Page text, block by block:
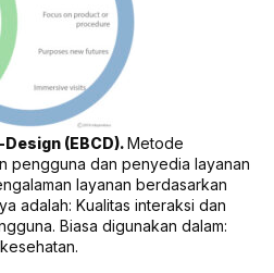
(EBCD). Metode
pengguna dan penyedia layanan
layanan berdasarkan
adalah: Kualitas interaksi dan
Biasa digunakan dalam: